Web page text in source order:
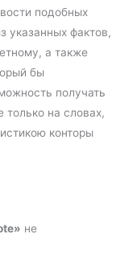
подобных
указанных фактов,
а также
бы
получать
только на словах,
конторы
не